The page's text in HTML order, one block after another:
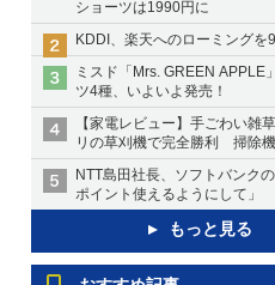
ショーツは1990円に
KDDI、楽天へのローミングを
ミスド「Mrs. GREEN APPLE
ツ4種、いよいよ発売！
【家電レビュー】手ごわい雑
リの草刈機で完全勝利 掃除
NTT島田社長、ソフトバンク
ポイント使えるようにして」
もっと見る